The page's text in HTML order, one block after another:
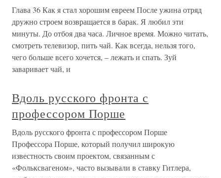
Глава 36 Как я стал хорошим евреем После ужина отряд
дружно строем возвращается в барак. Я любил эти
минуты. До отбоя два часа. Личное время. Можно читать,
смотреть телевизор, пить чай. Как всегда, нельзя того,
чего больше всего хочется, – лежать и спать. Зуй
заваривает чай, и
Вдоль русского фронта с
профессором Порше
Вдоль русского фронта с профессором Порше
Профессора Порше, который получил широкую
известность своим проектом, связанным с
«Фольксвагеном», часто вызывали в ставку Гитлера,